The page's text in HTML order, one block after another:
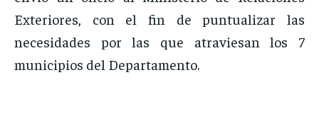
Exteriores, con el fin de puntualizar las
necesidades por las que atraviesan los 7
municipios del Departamento.